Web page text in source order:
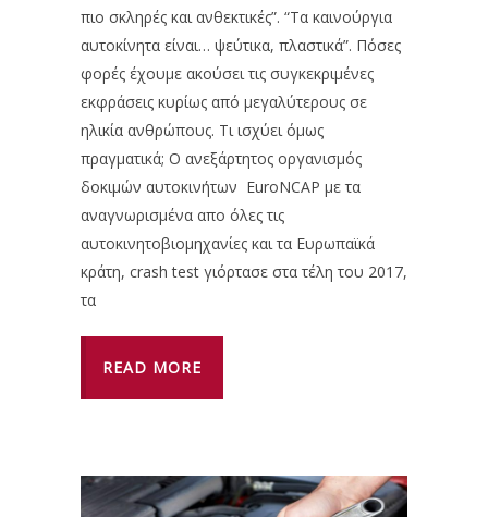
πιο σκληρές και ανθεκτικές”. “Τα καινούργια
αυτοκίνητα είναι… ψεύτικα, πλαστικά”. Πόσες
φορές έχουμε ακούσει τις συγκεκριμένες
εκφράσεις κυρίως από μεγαλύτερους σε
ηλικία ανθρώπους. Τι ισχύει όμως
πραγματικά; Ο ανεξάρτητος οργανισμός
δοκιμών αυτοκινήτων EuroNCAP με τα
αναγνωρισμένα απο όλες τις
αυτοκινητοβιομηχανίες και τα Ευρωπαϊκά
κράτη, crash test γιόρτασε στα τέλη του 2017,
τα
READ MORE